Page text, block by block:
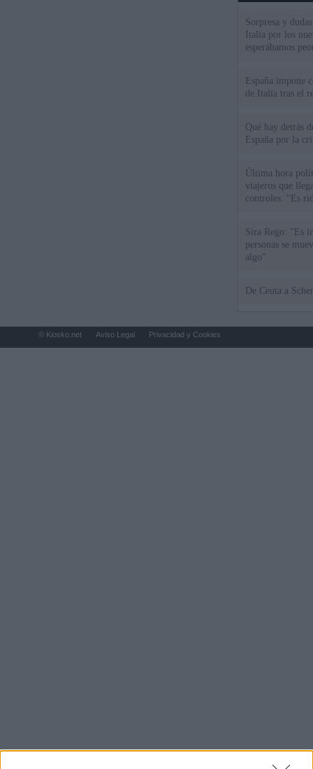
Sorpresa y
Italia por los
esperábamos
España impone
de Italia tras el
Qué hay detrás
España por la
Última hora
viajeros que
controles: “Es
Sira Rego: "Es
personas se
algo"
De
© Kiosko.net Aviso Legal Privacidad y Cookies